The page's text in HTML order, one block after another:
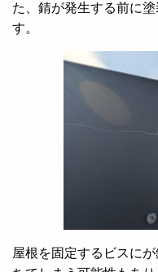
た、錆が発生する前に
す。
屋根を固定するビスにが